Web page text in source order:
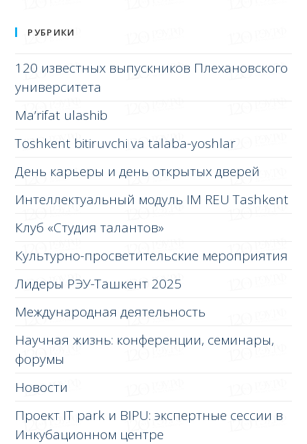
РУБРИКИ
120 известных выпускников Плехановского
университета
Ma’rifat ulashib
Toshkent bitiruvchi va talaba-yoshlar
День карьеры и день открытых дверей
Интеллектуальный модуль IM REU Tashkent
Клуб «Студия талантов»
Культурно-просветительские мероприятия
Лидеры РЭУ-Ташкент 2025
Международная деятельность
Научная жизнь: конференции, семинары,
форумы
Новости
Проект IT park и BIPU: экспертные сессии в
Инкубационном центре